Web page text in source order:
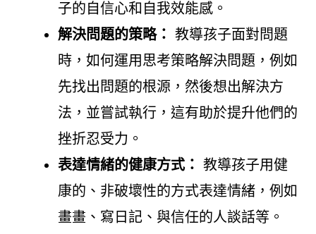
子的自信心和自我效能感。
解決問題的策略： 教導孩子面對問題
時，如何運用思考策略解決問題，例如
先找出問題的根源，然後想出解決方
法，並嘗試執行，這有助於提升他們的
挫折忍受力。
表達情緒的健康方式： 教導孩子用健
康的、非破壞性的方式表達情緒，例如
畫畫、寫日記、與信任的人談話等。